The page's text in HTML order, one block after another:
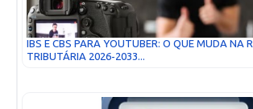
IBS E CBS PARA YOUTUBER: O QUE MUDA NA
TRIBUTÁRIA 2026-2033...